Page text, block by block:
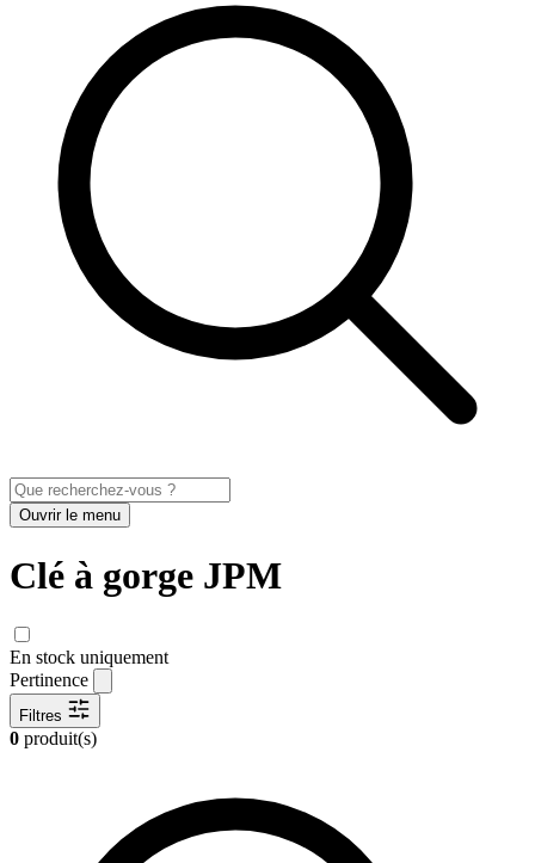
Ouvrir le menu
Clé à gorge JPM
En stock uniquement
Pertinence
Filtres
0 produit(s)